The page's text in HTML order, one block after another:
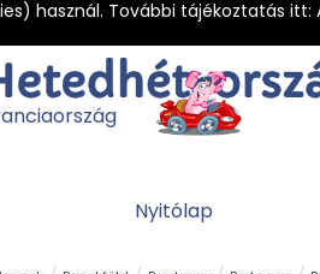
használ. További tájékoztatás itt:
Nyitólap